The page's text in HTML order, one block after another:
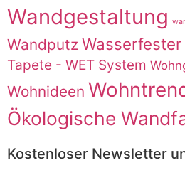
Wandgestaltung
Wandputz Wasserfester
Tapete - WET System
Wohnideen
Ökologische
Kostenloser Newsletter